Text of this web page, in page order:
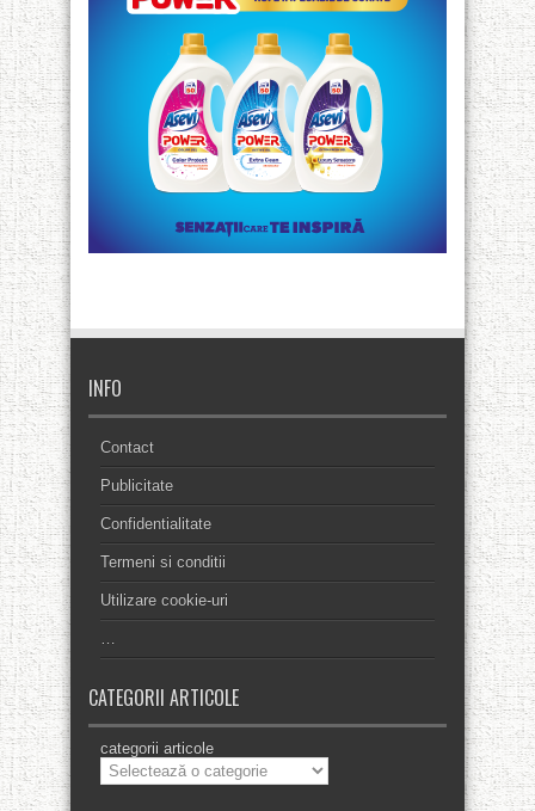
INFO
Contact
Publicitate
Confidentialitate
Termeni si conditii
Utilizare cookie-uri
…
CATEGORII ARTICOLE
categorii articole